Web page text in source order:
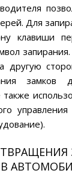
Для
клавиши
другую
замков